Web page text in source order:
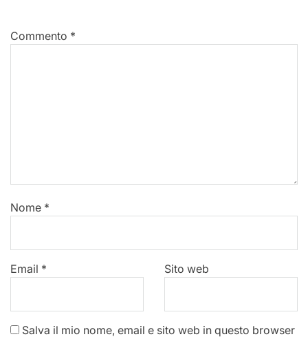
Commento *
Nome *
Email * Sito web
Salva il mio nome, email e sito web in questo browser